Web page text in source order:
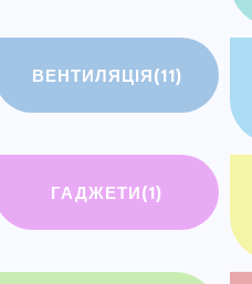
ВЕНТИЛЯЦІЯ(11)
ГАДЖЕТИ(1)